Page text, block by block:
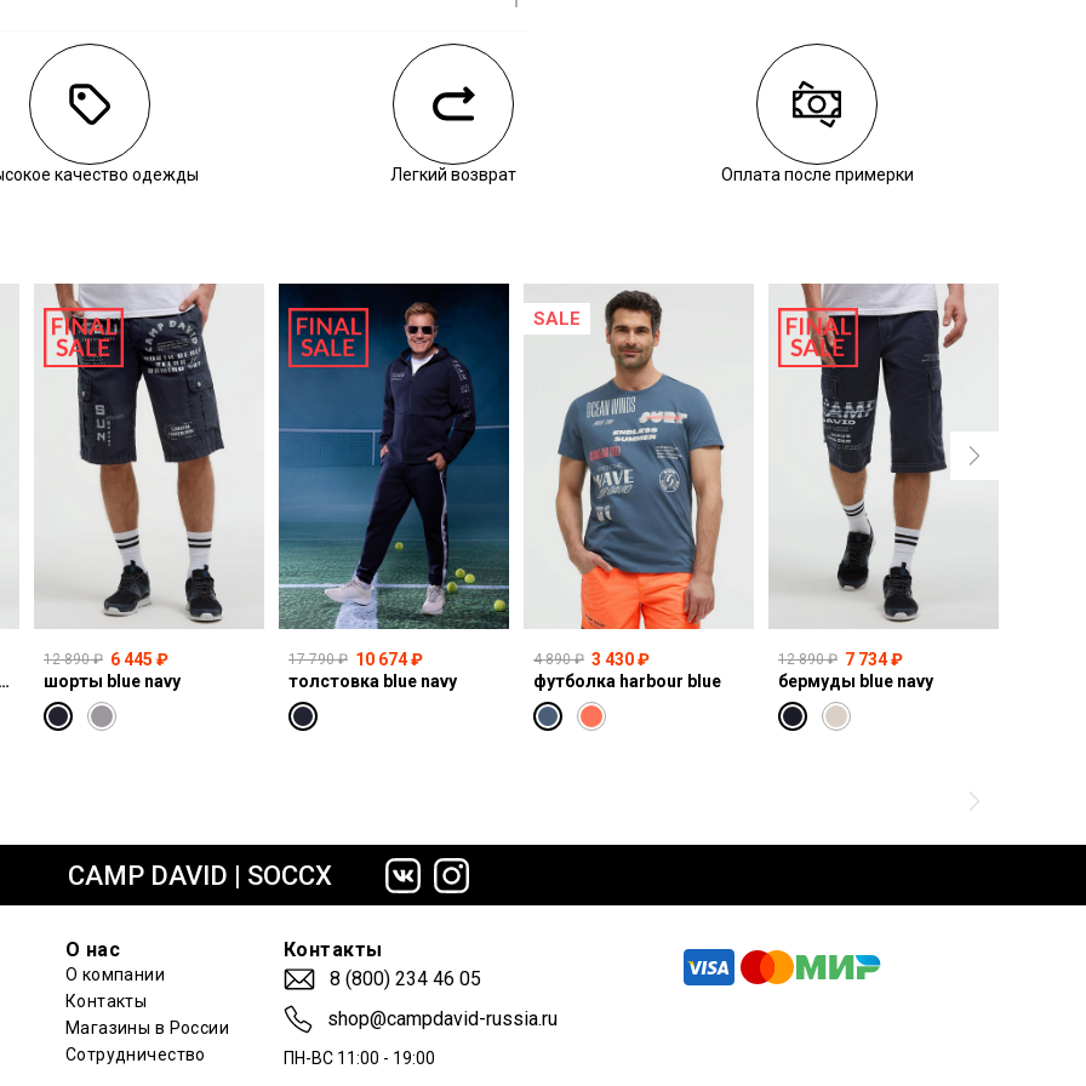
качество одежды Легкий возврат Оплата после примерки
джинсы NI:CO:R611 light vintage print jogg
12 890 ₽ 6 445 ₽
шорты blue navy
17 790 ₽ 10 674 ₽
толстовка blue navy
SALE
4 890 ₽ 3 430 ₽
футболка harbour blue
12 890 ₽ 7 734 ₽
бермуды blue navy
CAMP DAVID | SOCCX
О нас
О компании
Контакты
Магазины в России
Сотрудничество
Контакты
8 (800) 234 46 05
shop@campdavid-russia.ru
ПН-ВС 11:00 - 19:00